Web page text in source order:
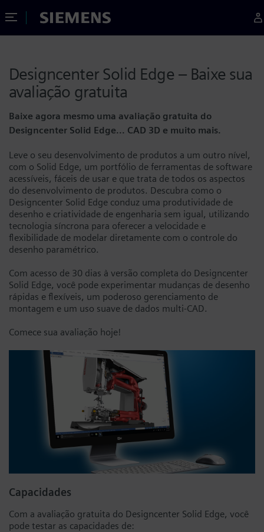
Toggle Menu
Siemens
Designcenter Solid Edge – Baixe sua
avaliação gratuita
Baixe agora mesmo uma avaliação gratuita do
Designcenter Solid Edge... CAD 3D e muito mais.
Leve o seu desenvolvimento de produtos a um outro nível,
com o Solid Edge, um portfólio de ferramentas de software
acessíveis, fáceis de usar e que trata de todos os aspectos
do desenvolvimento de produtos. Descubra como o
Designcenter Solid Edge conduz uma produtividade de
desenho e criatividade de engenharia sem igual, utilizando
tecnologia síncrona para oferecer a velocidade e
flexibilidade de modelar diretamente com o controle do
desenho paramétrico.
Com acesso de 30 dias à versão completa do Designcenter
Solid Edge, você pode experimentar mudanças de desenho
rápidas e flexíveis, um poderoso gerenciamento de
montagem e um uso suave de dados multi-CAD.
Comece sua avaliação hoje!
Capacidades
Com a avaliação gratuita do Designcenter Solid Edge, você
pode testar as capacidades de: